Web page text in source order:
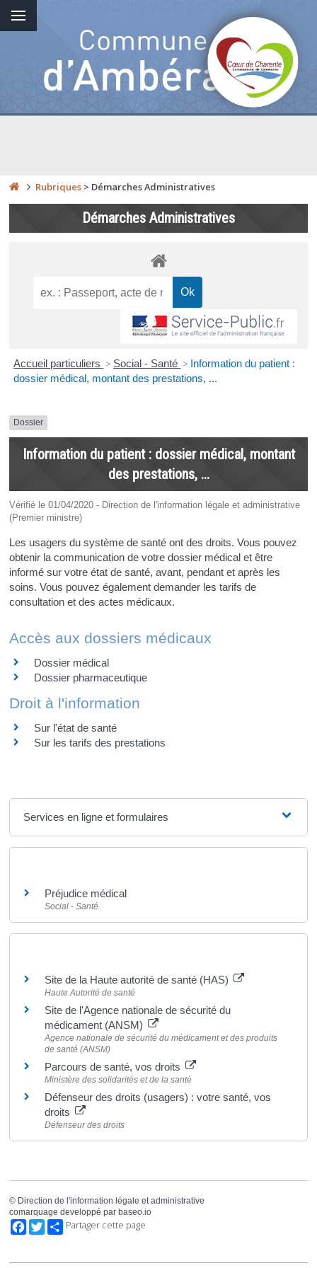
Rubriques > Démarches Administratives
Démarches Administratives
Accueil particuliers > Social - Santé > Information du patient :
dossier médical, montant des prestations, ...
Dossier
Information du patient : dossier médical, montant
des prestations, ...
Vérifié le 01/04/2020 - Direction de l'information légale et administrative
(Premier ministre)
Les usagers du système de santé ont des droits. Vous pouvez
obtenir la communication de votre dossier médical et être
informé sur votre état de santé, avant, pendant et après les
soins. Vous pouvez également demander les tarifs de
consultation et des actes médicaux.
Accès aux dossiers médicaux
Dossier médical
Dossier pharmaceutique
Droit à l'information
Sur l'état de santé
Sur les tarifs des prestations
Services en ligne et formulaires
Préjudice médical
Social - Santé
Site de la Haute autorité de santé (HAS)
Haute Autorité de santé
Site de l'Agence nationale de sécurité du
médicament (ANSM)
Agence nationale de sécurité du médicament et des produits
de santé (ANSM)
Parcours de santé, vos droits
Ministère des solidarités et de la santé
Défenseur des droits (usagers) : votre santé, vos
droits
Défenseur des droits
© Direction de l'information légale et administrative
comarquage developpé par baseo.io
FacebookTwitterPartager cette page